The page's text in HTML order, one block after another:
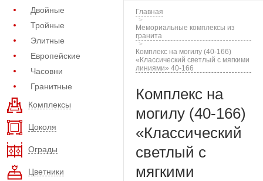
Двойные
Тройные
Элитные
Европейские
Часовни
Гранитные
Комплексы
Цоколя
Ограды
Цветники
Главная
Мемориальные комплексы из
гранита
Комплекс на могилу (40-166)
«Классический светлый с мягкими
линиями» 40-166
Комплекс на
могилу (40-166)
«Классический
светлый с
мягкими